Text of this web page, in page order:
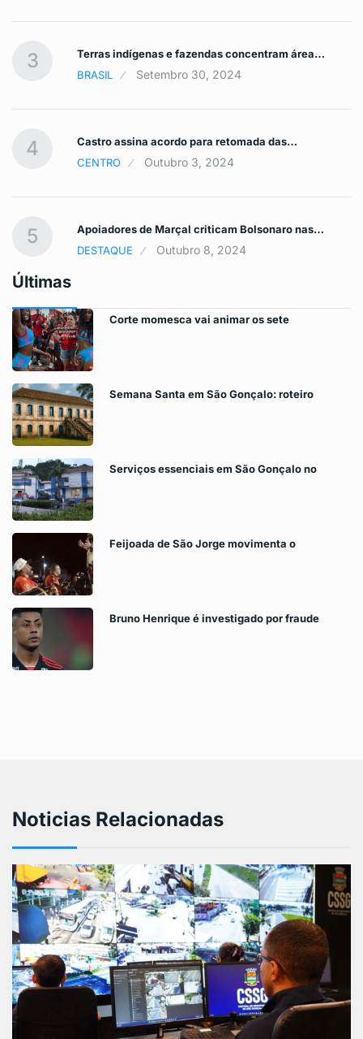
3
Terras indígenas e fazendas concentram área…
BRASIL
Setembro 30, 2024
4
Castro assina acordo para retomada das…
CENTRO
Outubro 3, 2024
5
Apoiadores de Marçal criticam Bolsonaro nas…
DESTAQUE
Outubro 8, 2024
Últimas
Corte momesca vai animar os sete
Semana Santa em São Gonçalo: roteiro
Serviços essenciais em São Gonçalo no
Feijoada de São Jorge movimenta o
Bruno Henrique é investigado por fraude
Noticias Relacionadas